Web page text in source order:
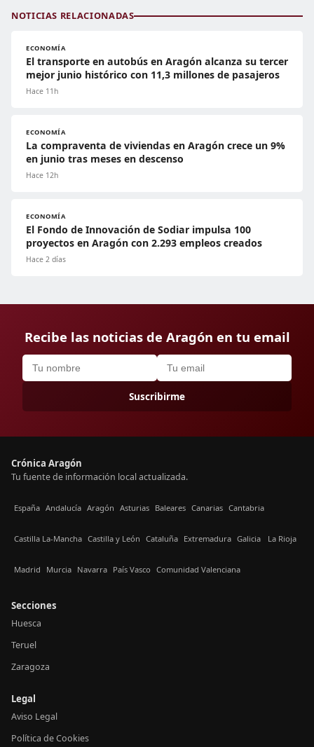
NOTICIAS RELACIONADAS
ECONOMÍA
El transporte en autobús en Aragón alcanza su tercer
mejor junio histórico con 11,3 millones de pasajeros
Hace 11h
ECONOMÍA
La compraventa de viviendas en Aragón crece un 9%
en junio tras meses en descenso
Hace 12h
ECONOMÍA
El Fondo de Innovación de Sodiar impulsa 100
proyectos en Aragón con 2.293 empleos creados
Hace 2 días
Recibe las noticias de Aragón en tu email
Suscribirme
Crónica Aragón
Tu fuente de información local actualizada.
España Andalucía Aragón Asturias Baleares Canarias Cantabria
Castilla La-Mancha Castilla y León Cataluña Extremadura Galicia La Rioja
Madrid Murcia Navarra País Vasco Comunidad Valenciana
Secciones
Huesca
Teruel
Zaragoza
Legal
Aviso Legal
Política de Cookies